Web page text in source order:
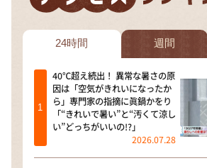
DAIGOも台所 ～きょうの献立 何にす
本日はダイアンなり！シーズン２
教えて！ニュースライブ 正義のミ
ＬＩＦＥ～夢のカタチ～
新婚さんいらっしゃい！
24時間 週間
40℃超え続出！ 異常な暑さの原
因は「空気がきれいになったか
ら」専門家の指摘に眞鍋かをり
「“きれいで暑い”と“汚くて涼し
い”どっちがいいの!?」
2026.07.28